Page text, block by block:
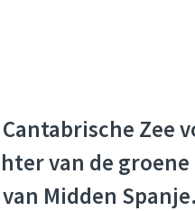
Zee
van de groene
Midden